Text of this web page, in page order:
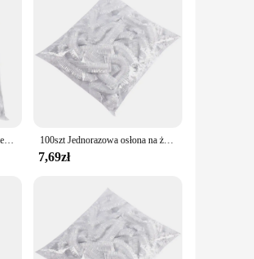
safe from contamination and
or preserving produce, this
kitchen. The puncture-resistant
and commercial vendors,
reducing waste and promoting a
a product; it's a solution that
Kolorowa jednorazowe do jedzenia osłona kuchenna plastikowa elastyczna opaska osłony na żywność świeżą pokrywą nylonowa torba do torby do przechowywania 100szt Jednorazowa osłona na żywność Plastikowa folia Elastyczne pokrywki na żywność Do misek owocowych Kubki Czapki Przechowywanie Kuchnia Świeża Torba utrzymująca
7,69zł